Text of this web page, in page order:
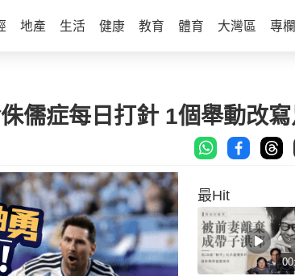
地產 生活 健康 教育 體育 大灣區 專欄
儒症每日打針 1個舉動改
最Hit